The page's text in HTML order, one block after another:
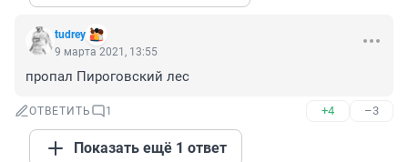
tudrey
9 марта 2021, 13:55
пропал Пироговский лес
ОТВЕТИТЬ 1 +4 –3
Показать ещё 1 ответ